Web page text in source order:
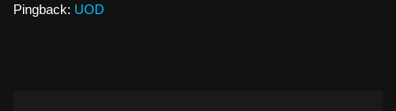
Pingback: UOD